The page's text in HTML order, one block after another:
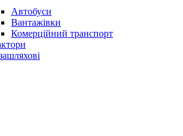
Автобуси
Вантажівки
Комерційний транспорт